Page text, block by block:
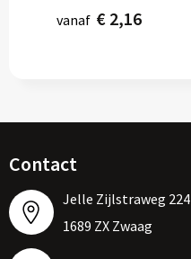
vanaf € 2,16
Contact
Jelle Zijlstraweg 224
1689 ZX Zwaag